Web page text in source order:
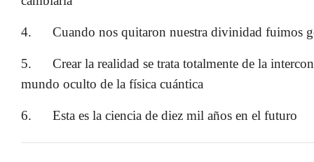
4. Cuando nos quitaron nuestra divinidad fuimos
5.
Crear la realidad se trata totalmente de la
mundo oculto de la física cuántica
6. Esta es la ciencia de diez mil años en el futuro